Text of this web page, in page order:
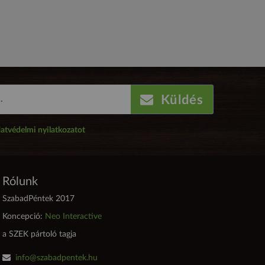
Küldés
nyilatkozatot
Rólunk
SzabadPéntek 2017
Koncepció: Neo Interactive
a SZEK pártoló tagja
info@szabadpentek.hu